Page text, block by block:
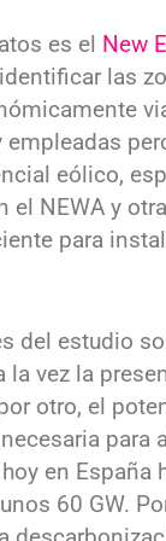
es el New
las
eólico,
el NEWA y
para
del estudio
vez la
otro, el
en
60 GW.